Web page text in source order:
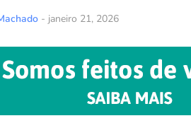
- janeiro 21, 2026